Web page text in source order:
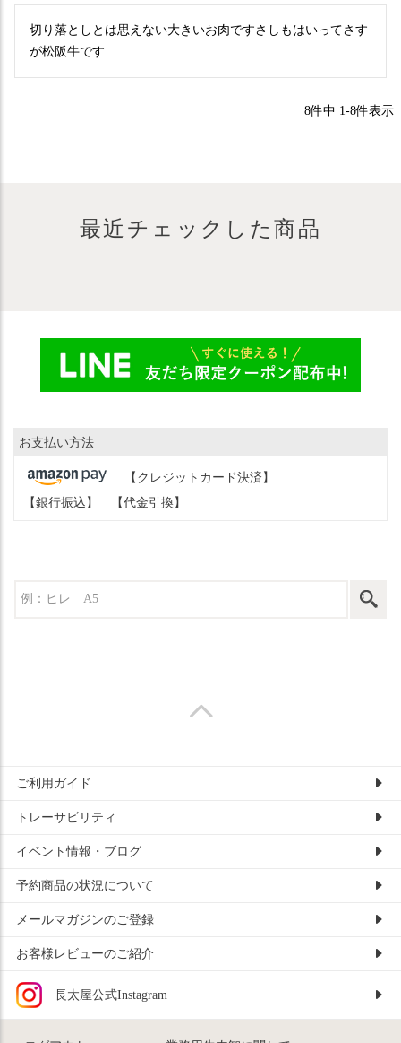
切り落としとは思えない大きいお肉ですさしもはいってさす
8件中 1-8件表示
最近チェックした商品
お支払い方法
【クレジットカード決済】
【銀行振込】
【代金引換】
ご利用ガイド
トレーサビリティ
イベント情報・ブログ
予約商品の状況について
メールマガジンのご登録
お客様レビューのご紹介
長太屋公式Instagram